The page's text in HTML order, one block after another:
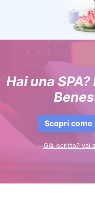
Hai una
Scopri come
Già iscritto? vai